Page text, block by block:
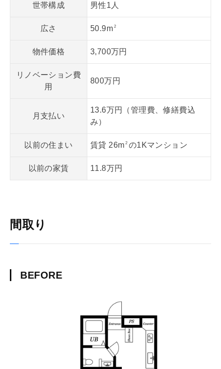
世帯構成 男性1人
広さ 50.9m 2
物件価格 3,700万円
リノベーション費
用
800万円
月支払い
13.6万円（管理費、修繕費込
み）
以前の住まい 賃貸 26m 2 の1Kマンション
以前の家賃 11.8万円
間取り
BEFORE